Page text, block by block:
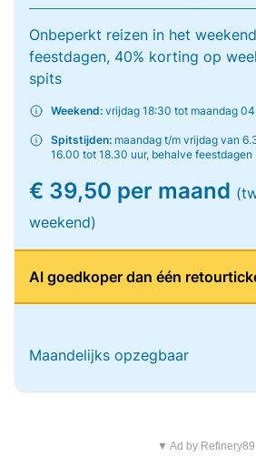
Onbeperkt reizen in het
feestdagen, 40% korting op
spits
Weekend: vrijdag 18:30 tot maandag
Spitstijden: maandag t/m vrijdag van
16.00 tot 18.30 uur, behalve feestdagen
€ 39,50 per maand
weekend)
Al goedkoper dan één
Maandelijks opzegbaar
▼ Ad by Refinery89